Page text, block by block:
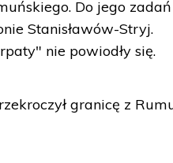
Do jego zadań
Stanisławów-Stryj.
nie powiodły się.
granicę z